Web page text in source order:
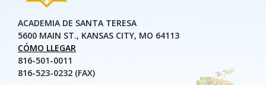
ACADEMIA DE SANTA TERESA
5600 MAIN ST., KANSAS CITY, MO 64113
CÓMO LLEGAR
816-501-0011
816-523-0232 (FAX)